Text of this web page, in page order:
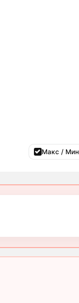
Макс / Мин